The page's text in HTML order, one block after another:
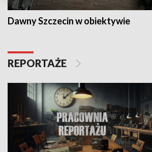
Dawny Szczecin w obiektywie
REPORTAŻE